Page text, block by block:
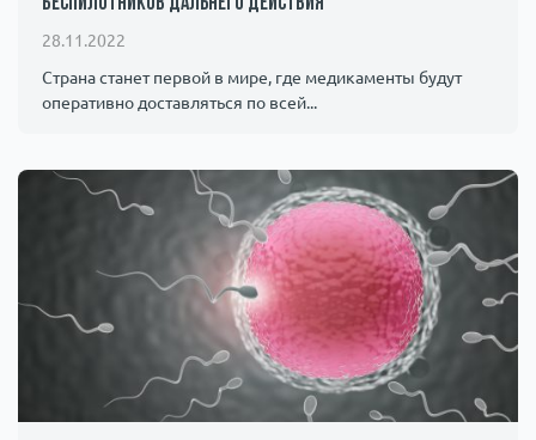
28.11.2022
Страна станет первой в мире, где медикаменты будут
оперативно доставляться по всей...